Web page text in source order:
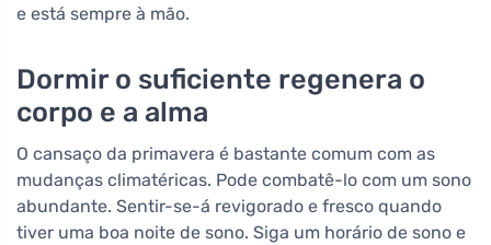
e está sempre à mão.
Dormir o suficiente regenera o
corpo e a alma
O cansaço da primavera é bastante comum com as
mudanças climatéricas. Pode combatê-lo com um sono
abundante. Sentir-se-á revigorado e fresco quando
tiver uma boa noite de sono. Siga um horário de sono e